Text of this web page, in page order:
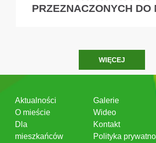
PRZEZNACZONYCH DO
WIĘCEJ
Aktualności
O mieście
Dla
mieszkańców
Galerie
Wideo
Kontakt
Polityka